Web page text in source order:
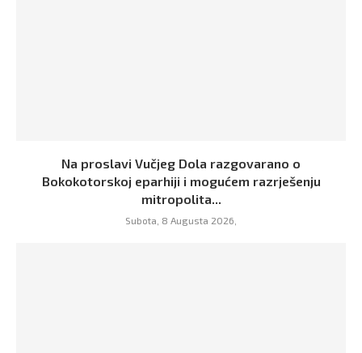
Na proslavi Vučjeg Dola razgovarano o
Bokokotorskoj eparhiji i mogućem razrješenju
mitropolita...
Subota, 8 Augusta 2026,